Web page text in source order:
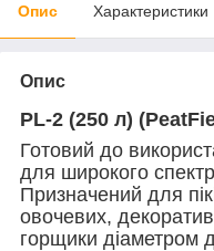
Опис Характеристики
Опис
PL-2 (250 л)
Готовий до
для широкого
Призначений для
овочевих,
горщики діаметром